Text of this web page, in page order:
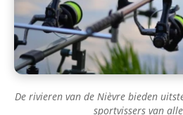
De rivieren van de Nièvre bieden
sportvissers van